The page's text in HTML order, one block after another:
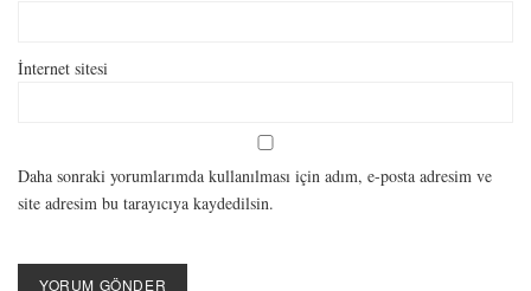
İnternet sitesi
Daha sonraki yorumlarımda kullanılması için adım, e-posta adresim ve
site adresim bu tarayıcıya kaydedilsin.